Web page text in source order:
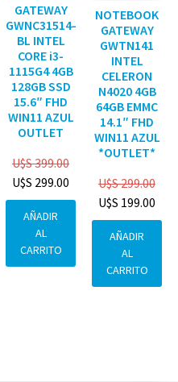
GATEWAY
GWNC31514-
BL INTEL
CORE i3-
1115G4 4GB
128GB SSD
15.6″ FHD
WIN11 AZUL
OUTLET
U$S399.00
U$S 299.00
AÑADIR
AL
CARRITO
NOTEBOOK
GATEWAY
GWTN141
INTEL
CELERON
N4020 4GB
64GB EMMC
14.1″ FHD
WIN11 AZUL
*OUTLET*
U$S299.00
U$S 199.00
AÑADIR
AL
CARRITO